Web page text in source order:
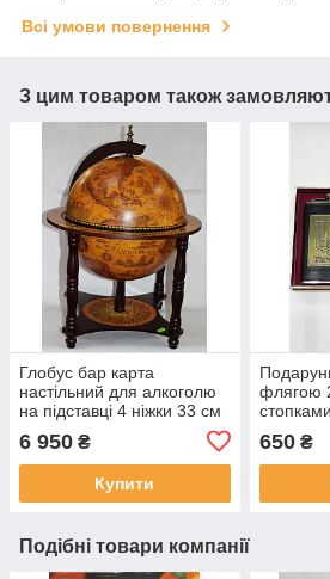
Всі умови повернення
З цим товаром також
Глобус бар карта
настільний для алкоголю
на підставці 4 ніжки 33 см
6 950 ₴
Купити
флягою
Набір
650₴
Подібні товари компанії